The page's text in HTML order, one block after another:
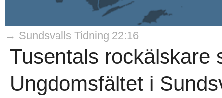
→ Sundsvalls Tidning 22:16
Tusentals rockälskare
Ungdomsfältet i